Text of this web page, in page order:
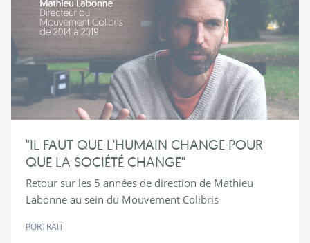
"IL FAUT QUE L'HUMAIN CHANGE POUR
QUE LA SOCIÉTÉ CHANGE"
Retour sur les 5 années de direction de Mathieu
Labonne au sein du Mouvement Colibris
PORTRAIT